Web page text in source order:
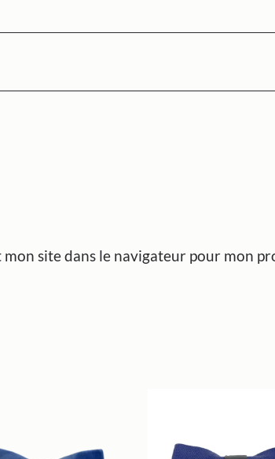
site dans le navigateur pour mon